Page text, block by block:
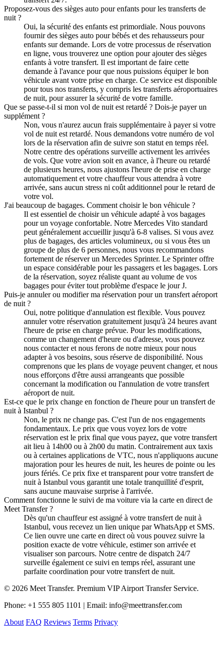
Proposez-vous des sièges auto pour enfants pour les transferts de
nuit ?
Oui, la sécurité des enfants est primordiale. Nous pouvons
fournir des sièges auto pour bébés et des rehausseurs pour
enfants sur demande. Lors de votre processus de réservation
en ligne, vous trouverez une option pour ajouter des sièges
enfants à votre transfert. Il est important de faire cette
demande à l'avance pour que nous puissions équiper le bon
véhicule avant votre prise en charge. Ce service est disponible
pour tous nos transferts, y compris les transferts aéroportuaires
de nuit, pour assurer la sécurité de votre famille.
Que se passe-t-il si mon vol de nuit est retardé ? Dois-je payer un
supplément ?
Non, vous n'aurez aucun frais supplémentaire à payer si votre
vol de nuit est retardé. Nous demandons votre numéro de vol
lors de la réservation afin de suivre son statut en temps réel.
Notre centre des opérations surveille activement les arrivées
de vols. Que votre avion soit en avance, à l'heure ou retardé
de plusieurs heures, nous ajustons l'heure de prise en charge
automatiquement et votre chauffeur vous attendra à votre
arrivée, sans aucun stress ni coût additionnel pour le retard de
votre vol.
J'ai beaucoup de bagages. Comment choisir le bon véhicule ?
Il est essentiel de choisir un véhicule adapté à vos bagages
pour un voyage confortable. Notre Mercedes Vito standard
peut généralement accueillir jusqu'à 6-8 valises. Si vous avez
plus de bagages, des articles volumineux, ou si vous êtes un
groupe de plus de 6 personnes, nous vous recommandons
fortement de réserver un Mercedes Sprinter. Le Sprinter offre
un espace considérable pour les passagers et les bagages. Lors
de la réservation, soyez réaliste quant au volume de vos
bagages pour éviter tout problème d'espace le jour J.
Puis-je annuler ou modifier ma réservation pour un transfert aéroport
de nuit ?
Oui, notre politique d'annulation est flexible. Vous pouvez
annuler votre réservation gratuitement jusqu'à 24 heures avant
l'heure de prise en charge prévue. Pour les modifications,
comme un changement d'heure ou d'adresse, vous pouvez
nous contacter et nous ferons de notre mieux pour nous
adapter à vos besoins, sous réserve de disponibilité. Nous
comprenons que les plans de voyage peuvent changer, et nous
nous efforçons d'être aussi arrangeants que possible
concernant la modification ou l'annulation de votre transfert
aéroport de nuit.
Est-ce que le prix change en fonction de l'heure pour un transfert de
nuit à Istanbul ?
Non, le prix ne change pas. C'est l'un de nos engagements
fondamentaux. Le prix que vous voyez lors de votre
réservation est le prix final que vous payez, que votre transfert
ait lieu à 14h00 ou à 2h00 du matin. Contrairement aux taxis
ou à certaines applications de VTC, nous n'appliquons aucune
majoration pour les heures de nuit, les heures de pointe ou les
jours fériés. Ce prix fixe et transparent pour votre transfert de
nuit à Istanbul vous garantit une totale tranquillité d'esprit,
sans aucune mauvaise surprise à l'arrivée.
Comment fonctionne le suivi de ma voiture via la carte en direct de
Meet Transfer ?
Dès qu'un chauffeur est assigné à votre transfert de nuit à
Istanbul, vous recevez un lien unique par WhatsApp et SMS.
Ce lien ouvre une carte en direct où vous pouvez suivre la
position exacte de votre véhicule, estimer son arrivée et
visualiser son parcours. Notre centre de dispatch 24/7
surveille également ce suivi en temps réel, assurant une
parfaite coordination pour votre transfert de nuit.
© 2026 Meet Transfer. Premium VIP Airport Transfer Service.
Phone: +1 555 805 1101 | Email: info@meettransfer.com
About FAQ Reviews Terms Privacy